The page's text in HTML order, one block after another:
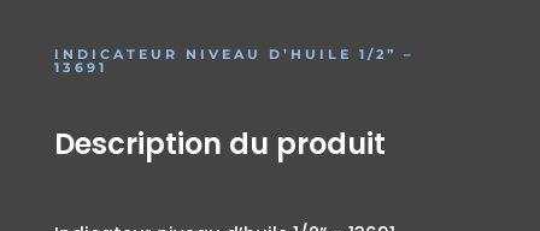
INDICATEUR NIVEAU D’HUILE 1/2” –
13691
Description du produit